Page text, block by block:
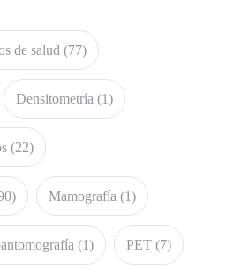
de salud (77)
Densitometría (1)
(22)
Mamografía (1)
(1) PET (7)